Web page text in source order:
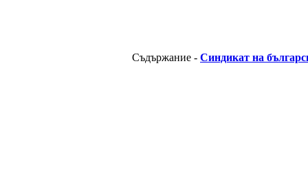
Съдържание - Синдикат на